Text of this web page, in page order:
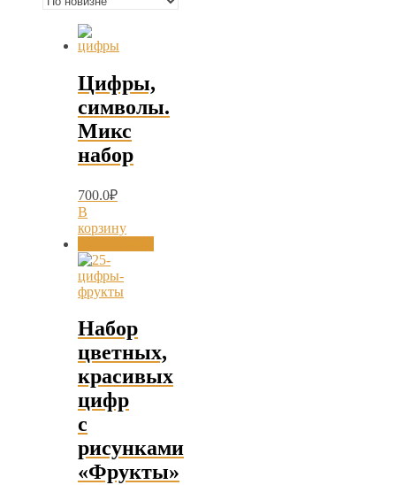
Цифры,
символы.
Микс
набор
700.0₽
В
корзину
Набор
цветных,
красивых
цифр
с
рисунками
«Фрукты»